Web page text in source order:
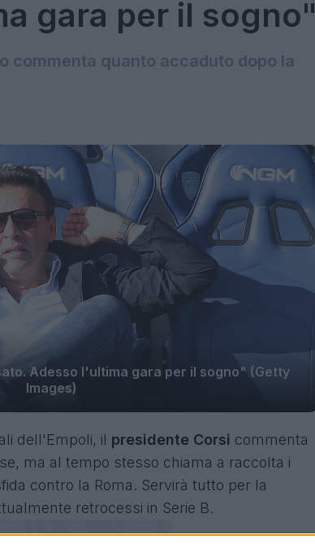
gara per il sogno"
commenta quanto accaduto dopo la
Adesso l'ultima gara per il sogno" (Getty
Images)
dell'Empoli, il presidente Corsi commenta
ma al tempo stesso chiama a raccolta i
contro la Roma. Servirà tutto per la
retrocessi in Serie B.